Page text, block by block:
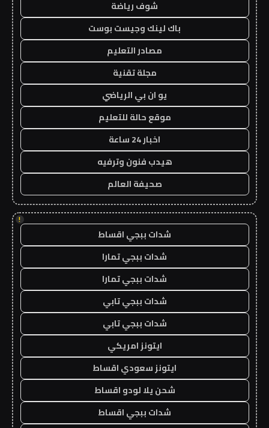
شوف رياضة
باك لينك وجيست بوست
مصادر التعليم
مجلة تقنية
يو ان بي الرياضي
موقع حالة للتعليم
اخبار 24 ساعة
هيدب فنون وترفيه
صحيفة العالم
!
شدات ببجي اقساط
شدات ببجي تمارا
شدات ببجي تمارا
شدات ببجي تابي
شدات ببجي تابي
ايتونز امريكي
ايتونز سعودي اقساط
شحن يلا لودو اقساط
شدات ببجي اقساط